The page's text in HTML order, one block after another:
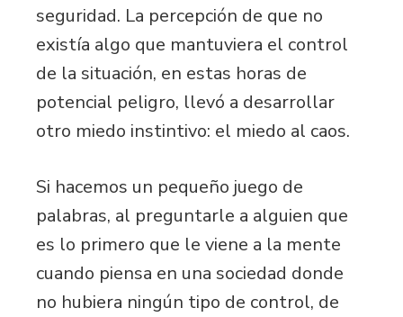
seguridad. La percepción de que no
existía algo que mantuviera el control
de la situación, en estas horas de
potencial peligro, llevó a desarrollar
otro miedo instintivo: el miedo al caos.
Si hacemos un pequeño juego de
palabras, al preguntarle a alguien que
es lo primero que le viene a la mente
cuando piensa en una sociedad donde
no hubiera ningún tipo de control, de